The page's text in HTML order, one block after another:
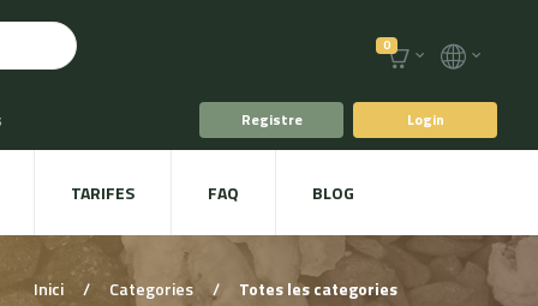
0
i Te
Plat a taula
Registre Login
TARIFES FAQ BLOG
Inici / Categories / Totes les categories